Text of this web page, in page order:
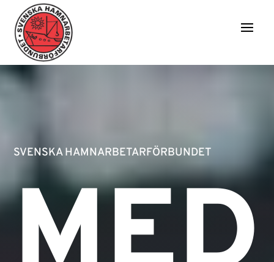
SVENSKA HAMNARBETARFÖRBUNDET